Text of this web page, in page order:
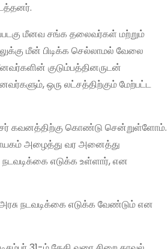
மீனவ சங்க தலைவர்கள் மற்றும்
மீன் பிடிக்க செல்லாமல் வேலை
குடும்பத்தினருடன்
ஒரு லட்சத்திற்கும் மேற்பட்ட
கவனத்திற்கு கொண்டு சென்றுள்ளோம்.
அழைத்து வர அனைத்து
நடவடிக்கை எடுக்க உள்ளார், என
நடவடிக்கை எடுக்க வேண்டும் என